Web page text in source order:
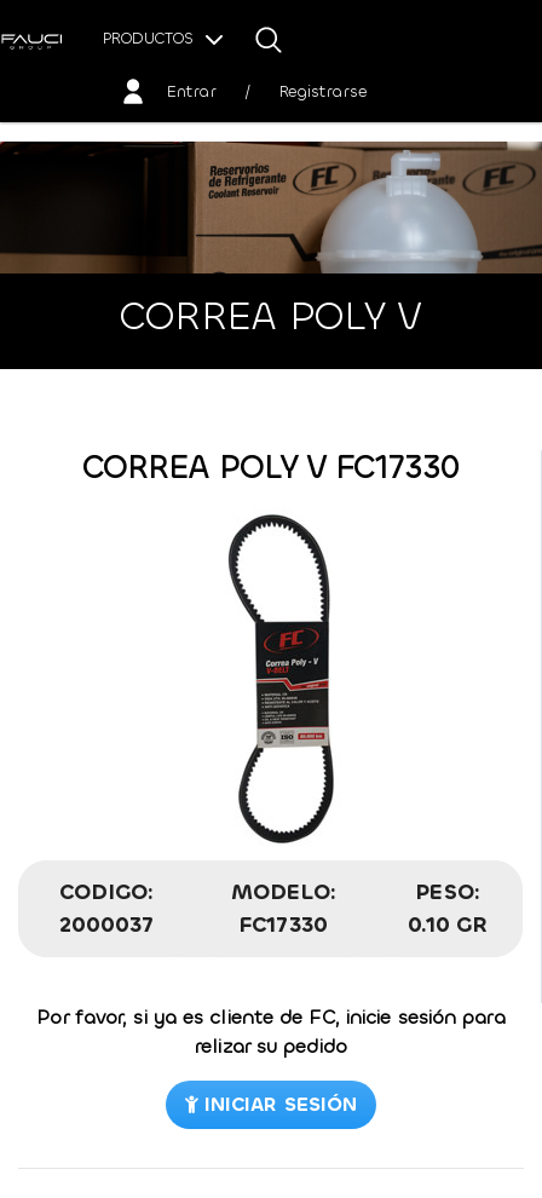
PRODUCTOS
Entrar / Registrarse
CORREA POLY V
CORREA POLY V FC17330
CODIGO:
2000037
MODELO:
FC17330
PESO:
0.10 GR
Por favor, si ya es cliente de FC, inicie sesión para
relizar su pedido
INICIAR SESIÓN